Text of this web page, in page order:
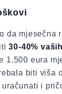
da mjesečna
30-40%
1.500 eura
biti viša
uračunati i